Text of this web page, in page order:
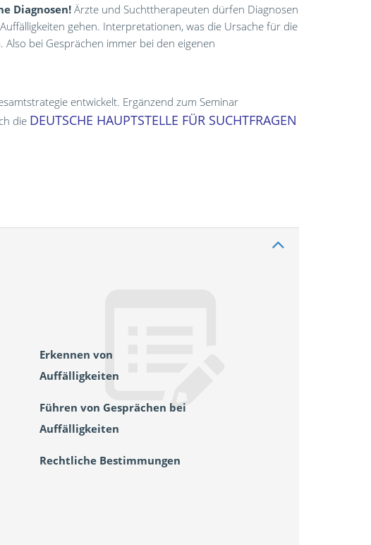
Diagnosen! Ärzte und Suchttherapeuten dürfen Diagnosen
gehen. Interpretationen, was die Ursache für die
bei Gesprächen immer bei den eigenen
entwickelt. Ergänzend zum Seminar
die DEUTSCHE HAUPTSTELLE FÜR SUCHTFRAGEN
Erkennen von
Auffälligkeiten
Führen von Gesprächen bei
Auffälligkeiten
Rechtliche Bestimmungen